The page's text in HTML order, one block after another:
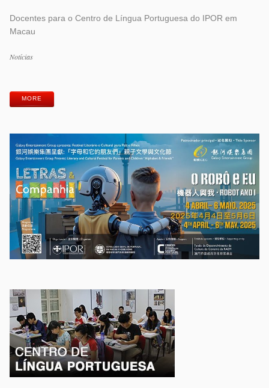
Docentes para o Centro de Língua Portuguesa do IPOR em
Macau
Categorias
Notícias
MORE